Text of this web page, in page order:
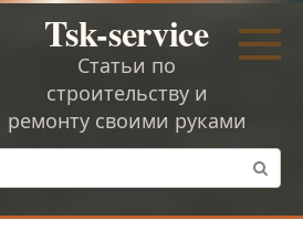
Tsk-service
Статьи по
строительству и
ремонту своими руками